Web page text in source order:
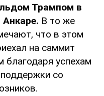
Трампом в
В то же
что в этом
на саммит
благодаря успехам
со